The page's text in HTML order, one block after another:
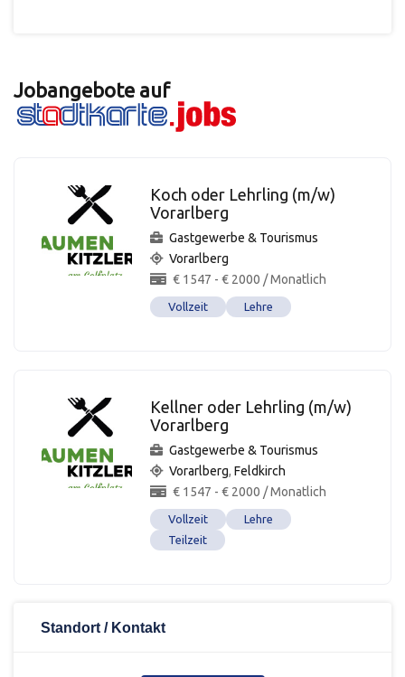
Jobangebote auf
Koch oder Lehrling (m/w)
Vorarlberg
Gastgewerbe & Tourismus
Vorarlberg
€ 1547 - € 2000 / Monatlich
Vollzeit Lehre
Kellner oder Lehrling (m/w)
Vorarlberg
Gastgewerbe & Tourismus
Vorarlberg, Feldkirch
€ 1547 - € 2000 / Monatlich
Vollzeit
Lehre
Teilzeit
Standort / Kontakt